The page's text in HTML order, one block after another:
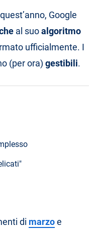
Google
al suoalgoritmo
ufficialmente. I
(per ora) gestibili.
di marzoe